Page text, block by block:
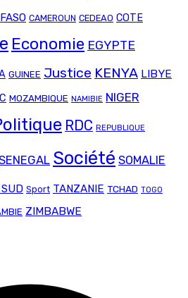
CAMEROUN CEDEAO COTE
Economie EGYPTE
GUINEE Justice KENYA LIBYE
MOZAMBIQUE NAMIBIE NIGER
RDC REPUBLIQUE
Société SOMALIE
Sport TANZANIE TCHAD TOGO
ZIMBABWE